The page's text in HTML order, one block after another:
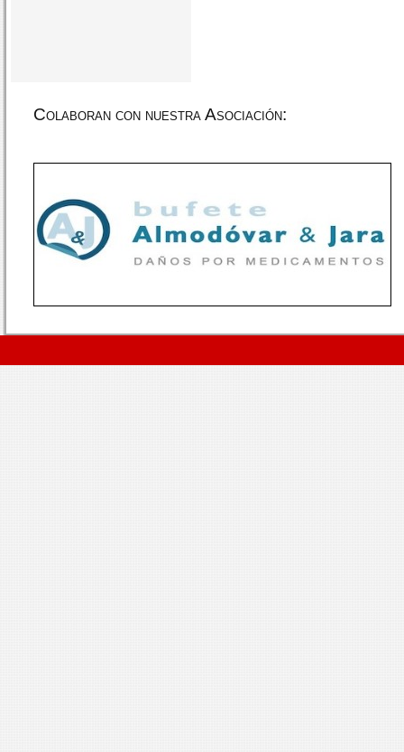
Colaboran con nuestra Asociación: